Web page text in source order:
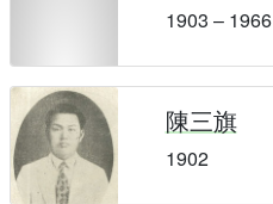
1903 – 1966
陳三旗
1902